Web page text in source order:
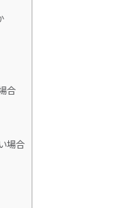
合
場合